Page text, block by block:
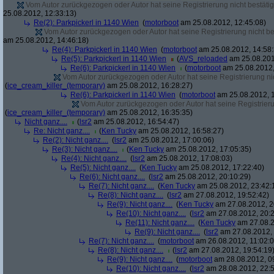
Vom Autor zurückgezogen oder Autor hat seine Registrierung nicht
25.08.2012, 12:33:13)
Re(2): Parkpickerl in 1140 Wien (motorboot am 25.08.2012, 12:45:08)
Vom Autor zurückgezogen oder Autor hat seine Registrierung nicht
am 25.08.2012, 14:46:18)
Re(4): Parkpickerl in 1140 Wien (motorboot am 25.08.2012,
Re(5): Parkpickerl in 1140 Wien
(AVS_reloaded am
Re(6): Parkpickerl in 1140 Wien
(motorboot am
Vom Autor zurückgezogen oder Autor hat seine Registrierung
(ice_cream_killer_(temporary) am 25.08.2012, 16:28:27)
Re(6): Parkpickerl in 1140 Wien (motorboot am 25.08.2012,
Vom Autor zurückgezogen oder Autor hat seine
(ice_cream_killer_(temporary) am 25.08.2012, 16:35:35)
Nicht ganz....
( lsr2 am 25.08.2012, 16:54:47)
Re: Nicht ganz....
(Ken Tucky am 25.08.2012, 16:58:27)
Re(2): Nicht ganz.... ( lsr2 am 25.08.2012, 17:00:06)
Re(3): Nicht ganz....
(Ken Tucky am 25.08.2012, 17:05:35)
Re(4): Nicht ganz.... ( lsr2 am 25.08.2012, 17:08:03)
Re(5): Nicht ganz.... (Ken Tucky am 25.08.2012, 17:22:40)
Re(6): Nicht ganz.... ( lsr2 am 25.08.2012, 20:10:29)
Re(7): Nicht ganz.... (Ken Tucky am 25.08.2012,
Re(8): Nicht ganz.... ( lsr2 am 27.08.2012, 19:52:42)
Re(9): Nicht ganz.... (Ken Tucky am 27.08.2012,
Re(10): Nicht ganz.... ( lsr2 am 27.08.2012,
Re(11): Nicht ganz.... (Ken Tucky am
Re(9): Nicht ganz.... ( lsr2 am
Re(7): Nicht ganz.... (motorboot am 26.08.2012,
Re(8): Nicht ganz....
( lsr2 am 27.08.2012, 19:54:19)
Re(9): Nicht ganz.... (motorboot am 28.08.2012,
Re(10): Nicht ganz.... ( lsr2 am 28.08.2012,